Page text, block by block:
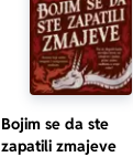
Bojim se da ste
zapatili zmajeve